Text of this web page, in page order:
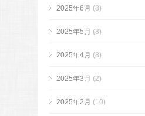
2025年6月 (8)
2025年5月 (8)
2025年4月 (8)
2025年3月 (2)
2025年2月 (10)